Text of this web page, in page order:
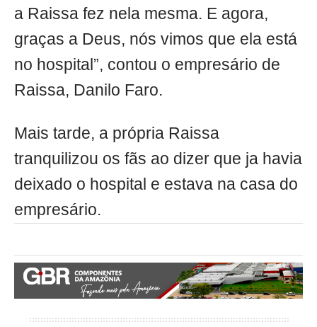
a Raissa fez nela mesma. E agora,
graças a Deus, nós vimos que ela está
no hospital”, contou o empresário de
Raissa, Danilo Faro.
Mais tarde, a própria Raissa
tranquilizou os fãs ao dizer que ja havia
deixado o hospital e estava na casa do
empresário.